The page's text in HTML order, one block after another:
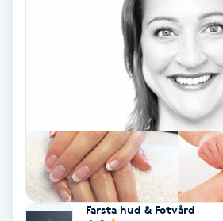
Ansiktsbehandling djuprengörande
Bambumassage
Barber Farsta hud & Fotvård